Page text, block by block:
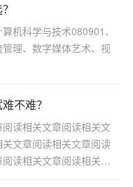
机科学与技术080901、
理、数字媒体艺术、视
不难？
读相关文章阅读相关文
文章阅读相关文章阅读
读相关文章阅读相关文